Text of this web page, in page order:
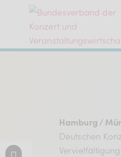
Hamburg /
Deutschen
Presse